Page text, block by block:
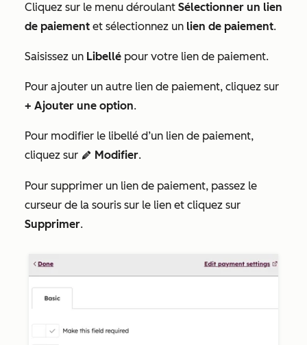
Cliquez sur le menu déroulant Sélectionner un lien
de paiement et sélectionnez un lien de paiement.
Saisissez un Libellé pour votre lien de paiement.
Pour ajouter un autre lien de paiement, cliquez sur
+ Ajouter une option.
Pour modifier le libellé d’un lien de paiement,
cliquez sur edit Modifier.
Pour supprimer un lien de paiement, passez le
curseur de la souris sur le lien et cliquez sur
Supprimer.